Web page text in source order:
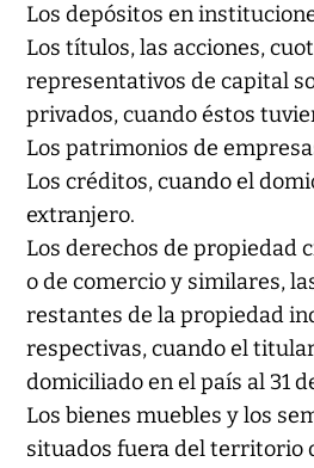
Los depósitos en
Los títulos, las acciones,
representativos de capital
privados, cuando éstos
Los patrimonios de
Los créditos, cuando el
extranjero.
Los derechos de propiedad
o de comercio y similares,
restantes de la propiedad
respectivas, cuando el
domiciliado en el país al 31
Los bienes muebles y los
situados fuera del territorio